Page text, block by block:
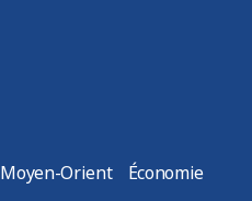
Moyen-Orient Économie